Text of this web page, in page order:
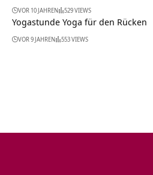
VOR 10 JAHREN 529 VIEWS
Yogastunde Yoga für den Rücken
VOR 9 JAHREN 553 VIEWS